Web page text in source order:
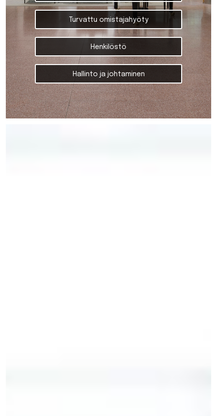
Turvattu omistajahyöty
Henkilöstö
Hallinto ja johtaminen